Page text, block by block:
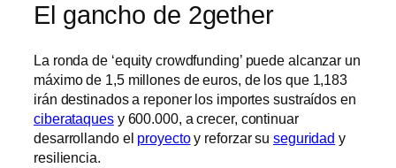
El gancho de 2gether
La ronda de ‘equity crowdfunding’ puede alcanzar un
máximo de 1,5 millones de euros, de los que 1,183
irán destinados a reponer los importes sustraídos en
ciberataquesy 600.000, a crecer, continuar
desarrollando el proyectoy reforzar suseguridad y
resiliencia.